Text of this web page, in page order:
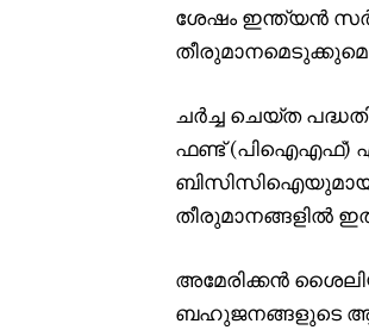
ശേഷം ഇന്ത്യൻ
ചർച്ച ചെയ്ത
ഫണ്ട് (പിഐഎഫ്)
തീരുമാനങ്ങളിൽ
അമേരിക്കൻ
ബഹുജനങ്ങളുടെ